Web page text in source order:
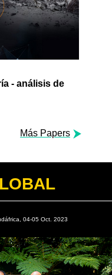
- análisis de
Más Papers
04-05 Oct. 2023